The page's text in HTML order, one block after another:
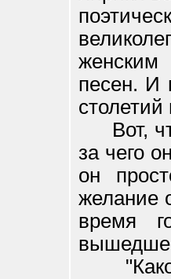
женским
песен. И
столетий
Вот,
за чего
он
желание
время
"Какой